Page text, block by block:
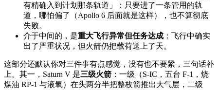
有精确入到计划那条轨道」：只要进了一条管用的轨
道，哪怕偏了（Apollo 6 后面就是这样），也不算彻底
失败。
介于中间的，是重大飞行异常但任务达成 ：飞行中确实
出了严重状况，但火箭仍把载荷送上了天。
这部分还默认你对三件事有点感觉，没有也不要紧，三句话补
上。其一，Saturn V 是三级火箭 ：一级（S-IC，五台 F-1，烧
煤油 RP-1 与液氧）在头两分半把整枚箭推出大气层，二级